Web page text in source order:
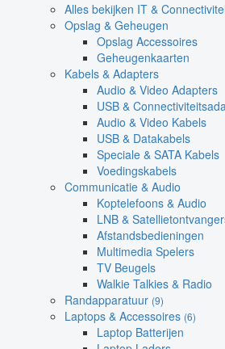
Alles bekijken IT &
Opslag & Geheugen
Opslag Accessoires
Geheugenkaarten
Kabels & Adapters
Audio & Video Adapters
USB &
Audio & Video Kabels
USB & Datakabels
Speciale & SATA Kabels
Voedingskabels
Communicatie & Audio
Koptelefoons & Audio
LNB &
Afstandsbedieningen
Multimedia Spelers
TV Beugels
Walkie Talkies & Radio
Randapparatuur (9)
Laptops & Accessoires (6)
Laptop Batterijen